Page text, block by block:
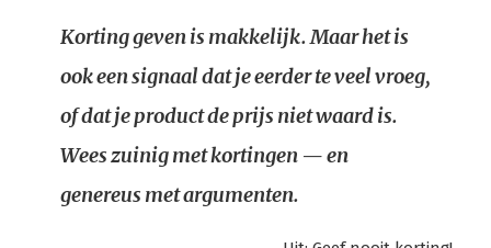
Korting geven is makkelijk. Maar het is
ook een signaal dat je eerder te veel vroeg,
of dat je product de prijs niet waard is.
Wees zuinig met kortingen — en
genereus met argumenten.